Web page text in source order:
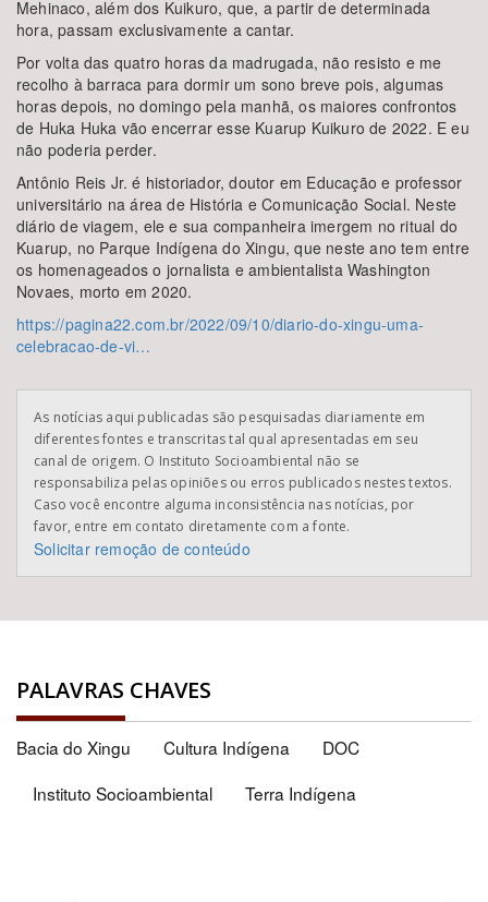
Mehinaco, além dos Kuikuro, que, a partir de determinada
hora, passam exclusivamente a cantar.
Por volta das quatro horas da madrugada, não resisto e me
recolho à barraca para dormir um sono breve pois, algumas
horas depois, no domingo pela manhã, os maiores confrontos
de Huka Huka vão encerrar esse Kuarup Kuikuro de 2022. E eu
não poderia perder.
Antônio Reis Jr. é historiador, doutor em Educação e professor
universitário na área de História e Comunicação Social. Neste
diário de viagem, ele e sua companheira imergem no ritual do
Kuarup, no Parque Indígena do Xingu, que neste ano tem entre
os homenageados o jornalista e ambientalista Washington
Novaes, morto em 2020.
https://pagina22.com.br/2022/09/10/diario-do-xingu-uma-
celebracao-de-vi…
As notícias aqui publicadas são pesquisadas diariamente em
diferentes fontes e transcritas tal qual apresentadas em seu
canal de origem. O Instituto Socioambiental não se
responsabiliza pelas opiniões ou erros publicados nestes textos.
Caso você encontre alguma inconsistência nas notícias, por
favor, entre em contato diretamente com a fonte.
Solicitar remoção de conteúdo
PALAVRAS CHAVES
Bacia do Xingu Cultura Indígena
DOC
Instituto Socioambiental
Terra Indígena